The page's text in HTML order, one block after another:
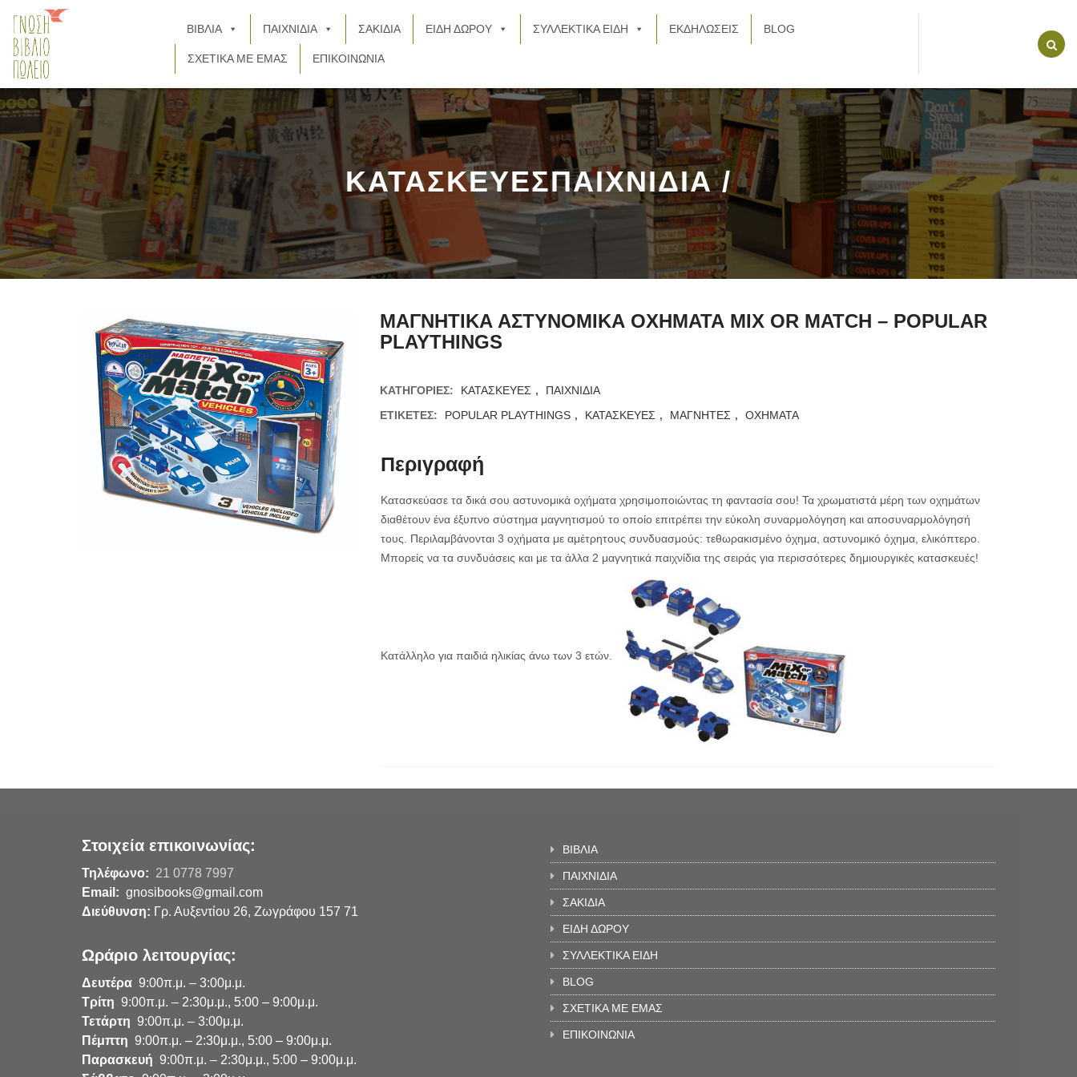
ΒΙΒΛΙΑ ΠΑΙΧΝΙΔΙΑ ΣΑΚΙΔΙΑ ΕΙΔΗ ΔΩΡΟΥ ΣΥΛΛΕΚΤΙΚΑ ΕΙΔΗ ΕΚΔΗΛΩΣΕΙΣ BLOG
ΣΧΕΤΙΚΑ ΜΕ ΕΜΑΣ ΕΠΙΚΟΙΝΩΝΙΑ
ΚΑΤΑΣΚΕΥΕΣΠΑΙΧΝΙΔΙΑ /
ΜΑΓΝΗΤΙΚΑ ΑΣΤΥΝΟΜΙΚΑ ΟΧΗΜΑΤΑ MIX OR MATCH – POPULAR
PLAYTHINGS
ΚΑΤΗΓΟΡΊΕΣ: ΚΑΤΑΣΚΕΥΕΣ ,
ΠΑΙΧΝΙΔΙΑ
ΕΤΙΚΈΤΕΣ:
POPULAR PLAYTHINGS , ΚΑΤΑΣΚΕΥΕΣ , ΜΑΓΝΗΤΕΣ , ΟΧΗΜΑΤΑ
Περιγραφή
Κατασκεύασε τα δικά σου αστυνομικά οχήματα χρησιμοποιώντας τη φαντασία σου! Τα χρωματιστά μέρη των οχημάτων
διαθέτουν ένα έξυπνο σύστημα μαγνητισμού το οποίο επιτρέπει την εύκολη συναρμολόγηση και αποσυναρμολόγησή
τους. Περιλαμβάνονται 3 οχήματα με αμέτρητους συνδυασμούς: τεθωρακισμένο όχημα, αστυνομικό όχημα, ελικόπτερο.
Μπορείς να τα συνδυάσεις και με τα άλλα 2 μαγνητικά παιχνίδια της σειράς για περισσότερες δημιουργικές κατασκευές!
Κατάλληλο για παιδιά ηλικίας άνω των 3 ετών.
Στοιχεία επικοινωνίας:
Τηλέφωνο: 21 0778 7997
Email: gnosibooks@gmail.com
Διεύθυνση: Γρ. Αυξεντίου 26, Ζωγράφου 157 71
Ωράριο λειτουργίας:
Δευτέρα 9:00π.μ. – 3:00μ.μ.
Τρίτη 9:00π.μ. – 2:30μ.μ., 5:00 – 9:00μ.μ.
Τετάρτη 9:00π.μ. – 3:00μ.μ.
Πέμπτη 9:00π.μ. – 2:30μ.μ., 5:00 – 9:00μ.μ.
Παρασκευή 9:00π.μ. – 2:30μ.μ., 5:00 – 9:00μ.μ.
ΒΙΒΛΙΑ
ΠΑΙΧΝΙΔΙΑ
ΣΑΚΙΔΙΑ
ΕΙΔΗ ΔΩΡΟΥ
ΣΥΛΛΕΚΤΙΚΑ ΕΙΔΗ
BLOG
ΣΧΕΤΙΚΑ ΜΕ ΕΜΑΣ
ΕΠΙΚΟΙΝΩΝΙΑ